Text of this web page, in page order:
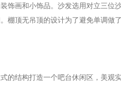
饰画和小饰品。沙发选用对立三位
棚顶无吊顶的设计为了避免单调做
的结构打造一个吧台休闲区，美观